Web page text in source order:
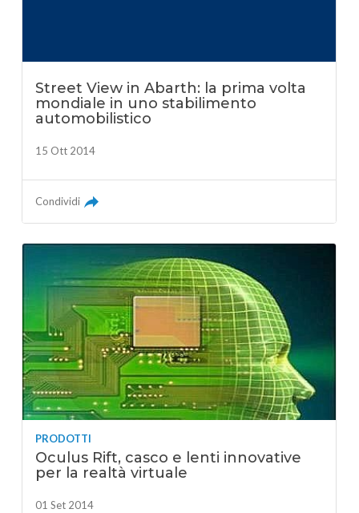
Street View in Abarth: la prima volta
mondiale in uno stabilimento
automobilistico
15 Ott 2014
Condividi
PRODOTTI
Oculus Rift, casco e lenti innovative
per la realtà virtuale
01 Set 2014